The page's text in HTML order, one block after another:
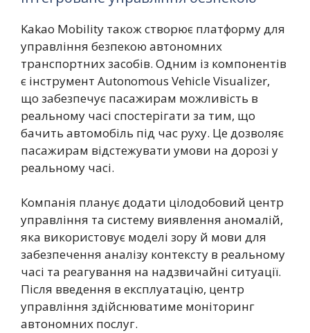
Kakao Mobility також створює платформу для
управління безпекою автономних
транспортних засобів. Одним із компонентів
є інструмент Autonomous Vehicle Visualizer,
що забезпечує пасажирам можливість в
реальному часі спостерігати за тим, що
бачить автомобіль під час руху. Це дозволяє
пасажирам відстежувати умови на дорозі у
реальному часі.
Компанія планує додати цілодобовий центр
управління та систему виявлення аномалій,
яка використовує моделі зору й мови для
забезпечення аналізу контексту в реальному
часі та реагування на надзвичайні ситуації.
Після введення в експлуатацію, центр
управління здійснюватиме моніторинг
автономних послуг.